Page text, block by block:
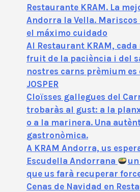
Restaurante KRAM. La
Andorra la Vella. Mariscos
el máximo cuidado
Al Restaurant KRAM, cada
fruit de la paciència i del
nostres carns prèmium
JOSPER
Cloïsses gallegues del
trobaràs al gust: a la
o a la marinera. Una
gastronòmica.
A KRAM Andorra, us
Escudella Andorrana
que us farà recuperar
Cenas de Navidad en